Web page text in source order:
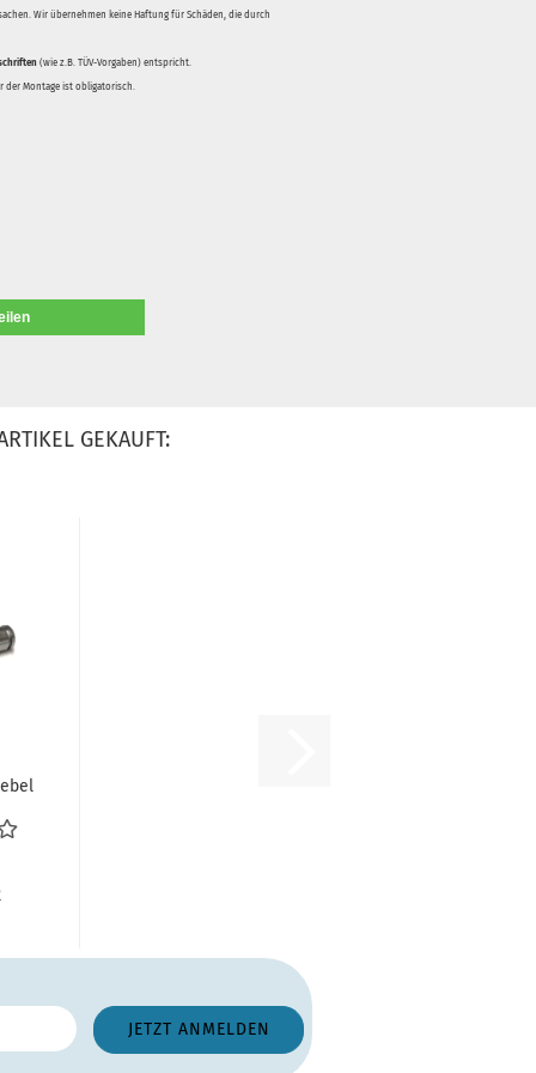
Wir übernehmen keine Haftung für Schäden, die durch
(wie z.B. TÜV-Vorgaben) entspricht.
der Montage ist obligatorisch.
GEKAUFT: